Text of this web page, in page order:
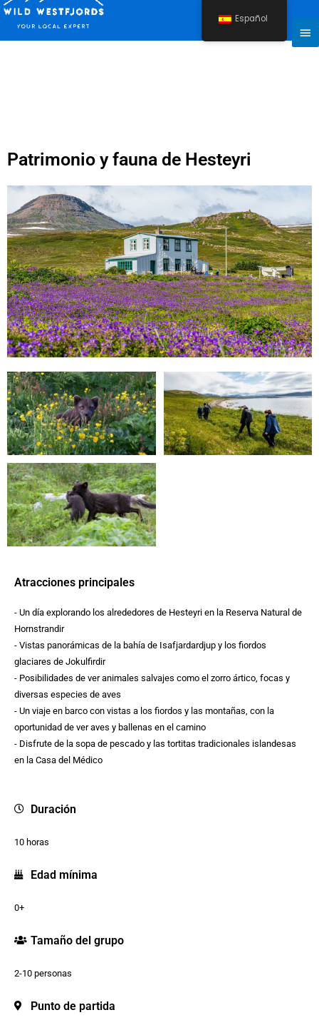
Ir
contenido
Patrimonio y fauna de Hesteyri
Atracciones principales
- Un día explorando los alrededores de Hesteyri en la Reserva Natural de
Hornstrandir
- Vistas panorámicas de la bahía de Isafjardardjup y los fiordos
glaciares de Jokulfirdir
- Posibilidades de ver animales salvajes como el zorro ártico, focas y
diversas especies de aves
- Un viaje en barco con vistas a los fiordos y las montañas, con la
oportunidad de ver aves y ballenas en el camino
- Disfrute de la sopa de pescado y las tortitas tradicionales islandesas
en la Casa del Médico
Duración
10 horas
Edad mínima
0+
Tamaño del grupo
2-10 personas
Punto de partida
Español